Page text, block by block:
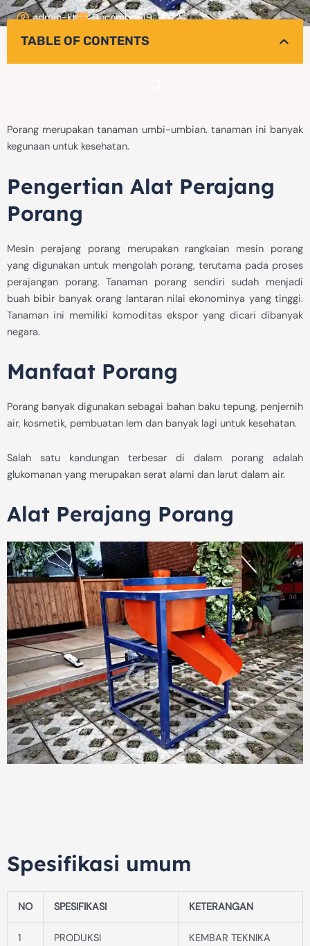
admin-kt December 19, 2022
TABLE OF CONTENTS
Porang merupakan tanaman umbi-umbian. tanaman ini banyak
kegunaan untuk kesehatan.
Pengertian Alat Perajang
Porang
Mesin perajang porang merupakan rangkaian mesin porang
yang digunakan untuk mengolah porang, terutama pada proses
perajangan porang. Tanaman porang sendiri sudah menjadi
buah bibir banyak orang lantaran nilai ekonominya yang tinggi.
Tanaman ini memiliki komoditas ekspor yang dicari dibanyak
negara.
Manfaat Porang
Porang banyak digunakan sebagai bahan baku tepung, penjernih
air, kosmetik, pembuatan lem dan banyak lagi untuk kesehatan.
Salah satu kandungan terbesar di dalam porang adalah
glukomanan yang merupakan serat alami dan larut dalam air.
Alat Perajang Porang
Spesifikasi umum
NO SPESIFIKASI KETERANGAN
1 PRODUKSI KEMBAR TEKNIKA